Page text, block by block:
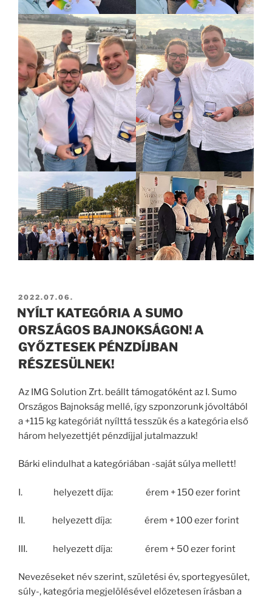
BEKÜLDVE:
2022.07.06.
NYÍLT KATEGÓRIA A SUMO
ORSZÁGOS BAJNOKSÁGON! A
GYŐZTESEK PÉNZDÍJBAN
RÉSZESÜLNEK!
Az IMG Solution Zrt. beállt támogatóként az I. Sumo
Országos Bajnokság mellé, így szponzorunk jóvoltából
a +115 kg kategóriát nyílttá tesszük és a kategória első
három helyezettjét pénzdíjjal jutalmazzuk!
Bárki elindulhat a kategóriában -saját súlya mellett!
I. helyezett díja: érem + 150 ezer forint
II. helyezett díja: érem + 100 ezer forint
III. helyezett díja: érem + 50 ezer forint
Nevezéseket név szerint, születési év, sportegyesület,
súly-, kategória megjelölésével előzetesen írásban a